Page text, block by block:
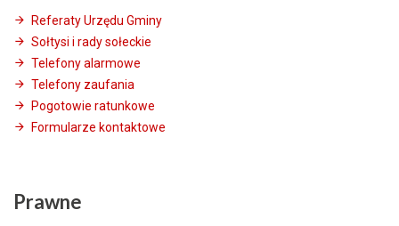
Referaty Urzędu Gminy
Sołtysi i rady sołeckie
Telefony alarmowe
Telefony zaufania
Pogotowie ratunkowe
Formularze kontaktowe
Prawne